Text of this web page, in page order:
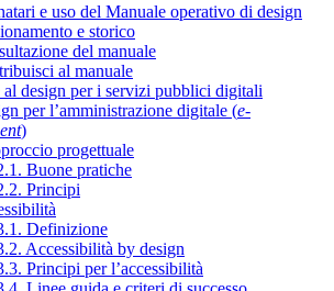
e uso del Manuale operativo di design
e storico
del manuale
al manuale
design per i servizi pubblici digitali
per l’amministrazione digitale (e-
)
progettuale
Buone pratiche
Principi
Definizione
Accessibilità by design
Principi per l’accessibilità